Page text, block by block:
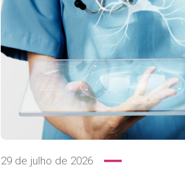
29 de julho de 2026